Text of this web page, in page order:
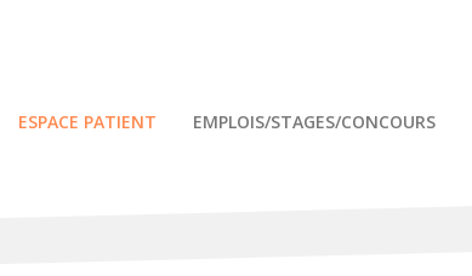
ESPACE PATIENT EMPLOIS/STAGES/CONCOURS